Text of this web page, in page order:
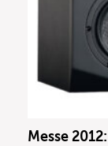
Messe